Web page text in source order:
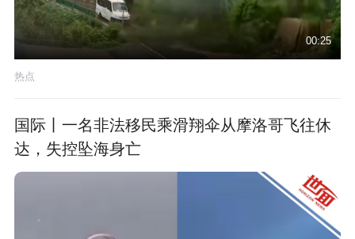
00:25
热点
国际丨一名非法移民乘滑翔伞从摩洛哥飞往休
达，失控坠海身亡